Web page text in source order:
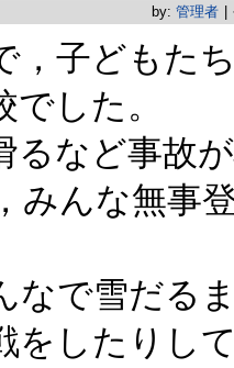
by: 管理者
，子どもた
した。
るなど事故
みんな無事
なで雪だる
をしたりし